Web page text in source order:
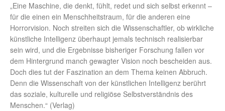
„Eine Maschine, die denkt, fühlt, redet und sich selbst erkennt –
für die einen ein Menschheitstraum, für die anderen eine
Horrorvision. Noch streiten sich die Wissenschaftler, ob wirkliche
künstliche Intelligenz überhaupt jemals technisch realisierbar
sein wird, und die Ergebnisse bisheriger Forschung fallen vor
dem Hintergrund manch gewagter Vision noch bescheiden aus.
Doch dies tut der Faszination an dem Thema keinen Abbruch.
Denn die Wissenschaft von der künstlichen Intelligenz berührt
das soziale, kulturelle und religiöse Selbstverständnis des
Menschen.“ (Verlag)